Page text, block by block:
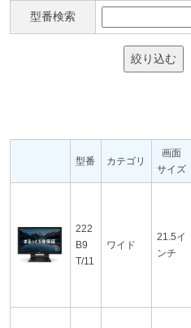
型番検索
絞り込む
型番 カテゴリ
画面
サイズ
222
B9
T/11
ワイド
21.5イ
ンチ